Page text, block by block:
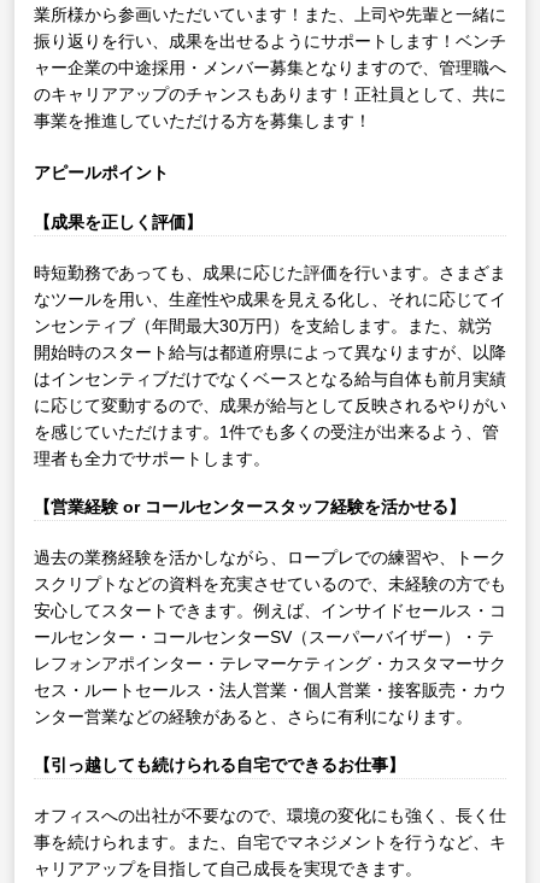
業所様から参画いただいています！また、上司や先輩と一緒に
振り返りを行い、成果を出せるようにサポートします！ベンチ
ャー企業の中途採用・メンバー募集となりますので、管理職へ
のキャリアアップのチャンスもあります！正社員として、共に
事業を推進していただける方を募集します！
アピールポイント
【成果を正しく評価】
時短勤務であっても、成果に応じた評価を行います。さまざま
なツールを用い、生産性や成果を見える化し、それに応じてイ
ンセンティブ（年間最大30万円）を支給します。また、就労
開始時のスタート給与は都道府県によって異なりますが、以降
はインセンティブだけでなくベースとなる給与自体も前月実績
に応じて変動するので、成果が給与として反映されるやりがい
を感じていただけます。1件でも多くの受注が出来るよう、管
理者も全力でサポートします。
【営業経験 or コールセンタースタッフ経験を活かせる】
過去の業務経験を活かしながら、ロープレでの練習や、トーク
スクリプトなどの資料を充実させているので、未経験の方でも
安心してスタートできます。例えば、インサイドセールス・コ
ールセンター・コールセンターSV（スーパーバイザー）・テ
レフォンアポインター・テレマーケティング・カスタマーサク
セス・ルートセールス・法人営業・個人営業・接客販売・カウ
ンター営業などの経験があると、さらに有利になります。
【引っ越しても続けられる自宅でできるお仕事】
オフィスへの出社が不要なので、環境の変化にも強く、長く仕
事を続けられます。また、自宅でマネジメントを行うなど、キ
ャリアアップを目指して自己成長を実現できます。